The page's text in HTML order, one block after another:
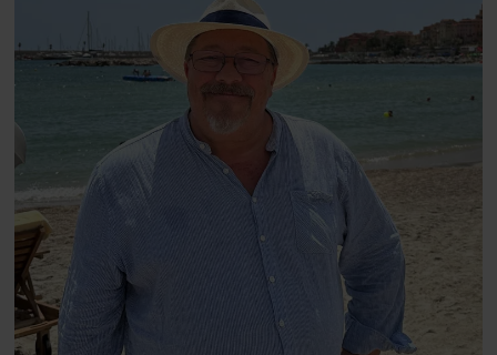
at miste stemmen og den
livsglæde, han nægter at give slip
på.